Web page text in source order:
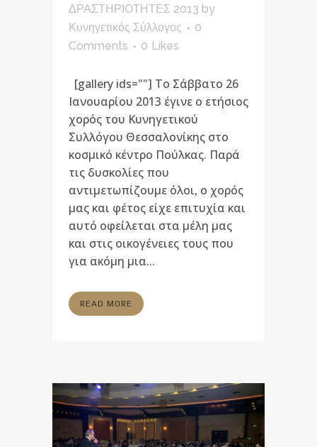
ΔΡΑΣΤΗΡΙΟΤΗΤΕΣ 2013 by
Κυνηγετικός Σύλλογος
0
Comments
0 Likes
[gallery ids=""] Το Σάββατο 26
Ιανουαρίου 2013 έγινε ο ετήσιος
χορός του Κυνηγετικού
Συλλόγου Θεσσαλονίκης στο
κοσμικό κέντρο Πούλκας. Παρά
τις δυσκολίες που
αντιμετωπίζουμε όλοι, ο χορός
μας και φέτος είχε επιτυχία και
αυτό οφείλεται στα μέλη μας
και στις οικογένειες τους που
για ακόμη μια...
READ MORE